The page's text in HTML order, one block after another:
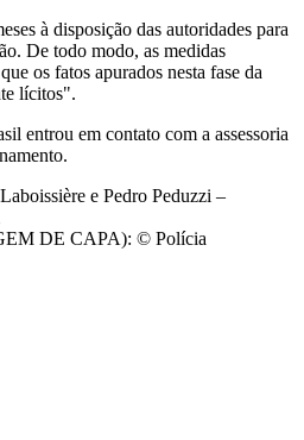
à disposição das autoridades para
De todo modo, as medidas
os fatos apurados nesta fase da
lícitos".
entrou em contato com a assessoria
e Pedro Peduzzi –
DE CAPA): © Polícia